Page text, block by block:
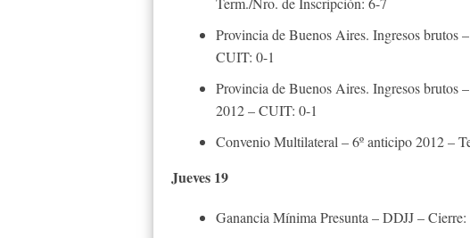
Provincia de Buenos Aires. Ingresos brutos
CUIT: 0-1
Provincia de Buenos Aires. Ingresos brutos
2012 – CUIT: 0-1
Convenio Multilateral – 6º anticipo 2012 –
Jueves 19
Ganancia Mínima Presunta – DDJJ –